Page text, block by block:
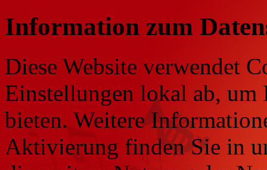
Information zum
Diese Website verwendet
Einstellungen lokal ab, um
bieten. Weitere
Aktivierung finden Sie in